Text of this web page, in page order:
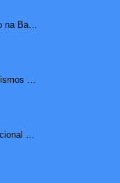
Gás de cozinha fica mais barato na Bahia após redução de 7,1%
TRE da Bahia apresenta mecanismos de segurança das urnas e nova ordem de votação para eleições
Ilhéus participa de seminário nacional sobre turismo sustentável e captação de investimentos